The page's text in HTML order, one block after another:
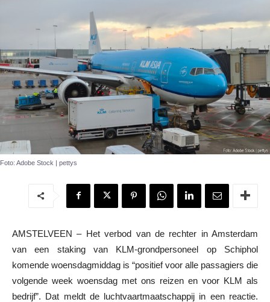
Foto: Adobe Stock | pettys
AMSTELVEEN – Het verbod van de rechter in Amsterdam
van een staking van KLM-grondpersoneel op Schiphol
komende woensdagmiddag is “positief voor alle passagiers die
volgende week woensdag met ons reizen en voor KLM als
bedrijf”. Dat meldt de luchtvaartmaatschappij in een reactie.